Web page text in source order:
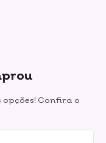
opções! Confira o